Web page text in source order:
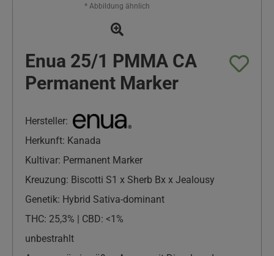
* Abbildung ähnlich
Enua 25/1 PMMA CA
Permanent Marker
Hersteller:
Herkunft: Kanada
Kultivar: Permanent Marker
Kreuzung: Biscotti S1 x Sherb Bx x Jealousy
Genetik: Hybrid Sativa-dominant
THC: 25,3% | CBD: <1%
unbestrahlt